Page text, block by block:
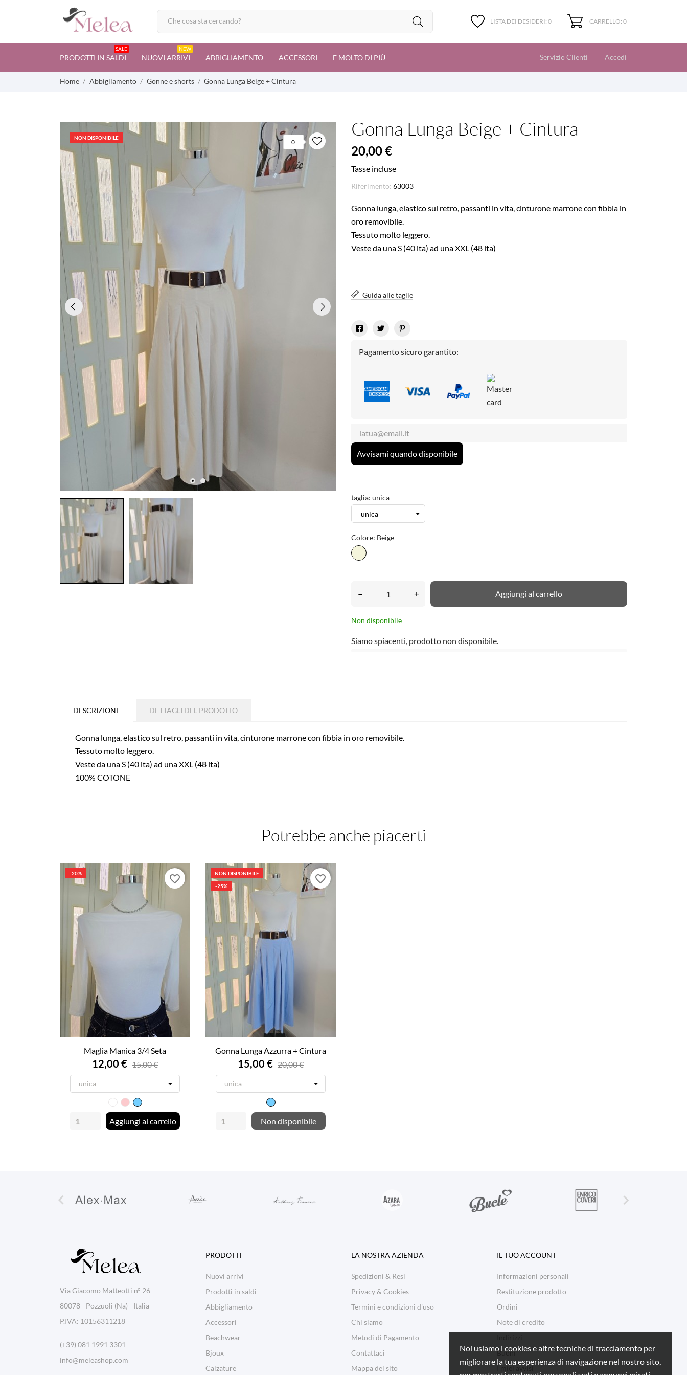
Noi usiamo i cookies e altre tecniche di tracciamento per
migliorare la tua esperienza di navigazione nel nostro sito,
LISTA DEI DESIDERI: 0 CARRELLO: 0
PRODOTTI IN SALDI
SALE
NUOVI ARRIVI
NEW
ABBIGLIAMENTO ACCESSORI E MOLTO DI PIÙ Servizio Clienti Accedi
Home Abbigliamento Gonne e shorts Gonna Lunga Beige + Cintura
NON DISPONIBILE
0
Gonna Lunga Beige + Cintura
20,00 €
Tasse incluse
Riferimento: 63003
Gonna lunga, elastico sul retro, passanti in vita, cinturone marrone con fibbia in
oro removibile.
Tessuto molto leggero.
Veste da una S (40 ita) ad una XXL (48 ita)
Guida alle taglie
Pagamento sicuro garantito:
Avvisami quando disponibile
taglia: unica
Colore: Beige
Beige
– + Aggiungi al carrello
Non disponibile
Siamo spiacenti, prodotto non disponibile.
DESCRIZIONE DETTAGLI DEL PRODOTTO
Gonna lunga, elastico sul retro, passanti in vita, cinturone marrone con fibbia in oro removibile.
Tessuto molto leggero.
Veste da una S (40 ita) ad una XXL (48 ita)
100% COTONE
Potrebbe anche piacerti
-20%
Maglia Manica 3/4 Seta
12,00 € 15,00 €
Bianco
RosaAzzurro
Aggiungi al carrello
favorite_border NON DISPONIBILE
-25%
Gonna Lunga Azzurra + Cintura
15,00 € 20,00 €
Azzurro
Non disponibile
favorite_border
 
Via Giacomo Matteotti n° 26
80078 - Pozzuoli (Na) - Italia
P.IVA: 10156311218
(+39) 081 1991 3301
info@meleashop.com
PRODOTTI
Nuovi arrivi
Prodotti in saldi
Abbigliamento
Accessori
Beachwear
Bjoux
Calzature
LA NOSTRA AZIENDA
Spedizioni & Resi
Privacy & Cookies
Termini e condizioni d'uso
Chi siamo
Metodi di Pagamento
Contattaci
Mappa del sito
IL TUO ACCOUNT
Informazioni personali
Restituzione prodotto
Ordini
Note di credito
Buoni
I miei avvisi